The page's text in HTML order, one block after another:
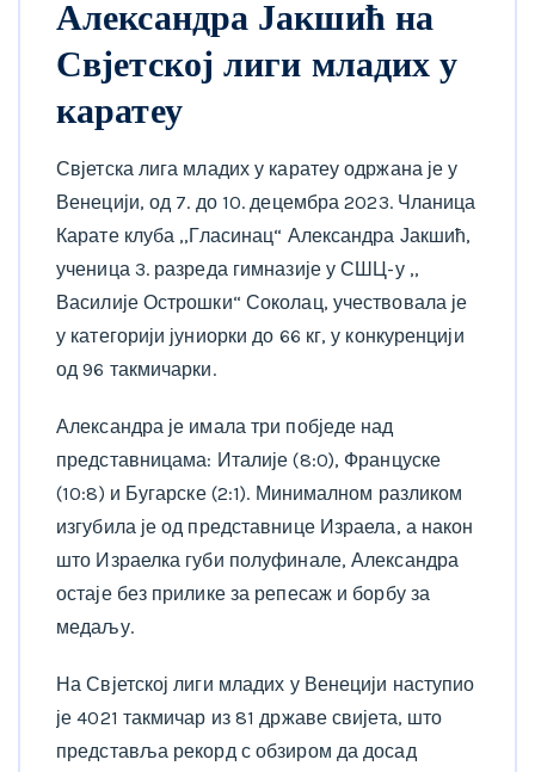
Александра Јакшић на
Свјетској лиги младих у
каратеу
Свјетска лига младих у каратеу одржана је у
Венецији, од 7. до 10. децембра 2023. Чланица
Карате клуба ,,Гласинац“ Александра Јакшић,
ученица 3. разреда гимназије у СШЦ-у ,,
Василије Острошки“ Соколац, учествовала је
у категорији јуниорки до 66 кг, у конкуренцији
од 96 такмичарки.
Александра је имала три побједе над
представницама: Италије (8:0), Француске
(10:8) и Бугарске (2:1). Минималном разликом
изгубила је од представнице Израела, а након
што Израелка губи полуфинале, Александра
остаје без прилике за репесаж и борбу за
медаљу.
На Свјетској лиги младих у Венецији наступио
је 4021 такмичар из 81 државе свијета, што
представља рекорд с обзиром да досад